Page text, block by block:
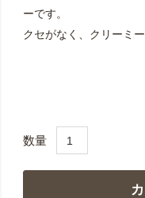
ーです。
クセがなく、クリーミ